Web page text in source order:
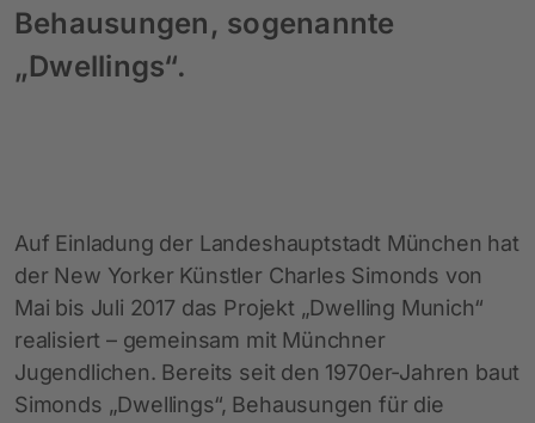
Behausungen, sogenannte
„Dwellings“.
Auf Einladung der Landeshauptstadt München hat
der New Yorker Künstler Charles Simonds von
Mai bis Juli 2017 das Projekt „Dwelling Munich“
realisiert – gemeinsam mit Münchner
Jugendlichen. Bereits seit den 1970er-Jahren baut
Simonds „Dwellings“, Behausungen für die